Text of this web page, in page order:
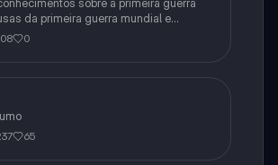
da primeira guerra mundial e
da Primeira Guerra Mundial, fases da
mundial
0
65